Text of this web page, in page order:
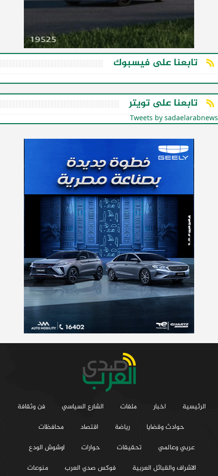
تابعنا على فيسبوك
تابعنا على تويتر
Tweets by sadaelarabnews
الرئيسية اخبار ملفات الشارع السياسي
فن وثقافة
حوادث وقضايا
رياضة اقتصاد
محافظات
عربي وعالمي
تحقيقات حوارات
اوشوش الودع
الاشراف والقبائل العربية
فوكس صدي العرب منوعات